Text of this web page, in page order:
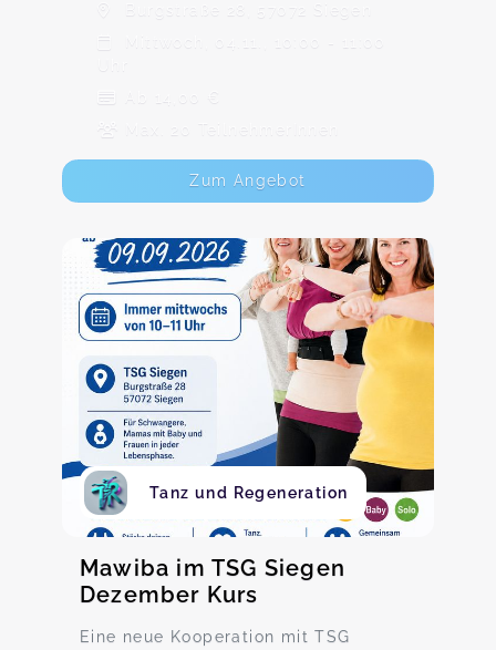
Burgstraße 28, 57072 Siegen
Mittwoch, 04.11., 10:00 - 11:00
Ab 14,00 €
Max. 20 TeilnehmerInnen
Zum Angebot
Tanz und Regeneration
Mawiba im TSG Siegen
Dezember Kurs
Eine neue Kooperation mit TSG